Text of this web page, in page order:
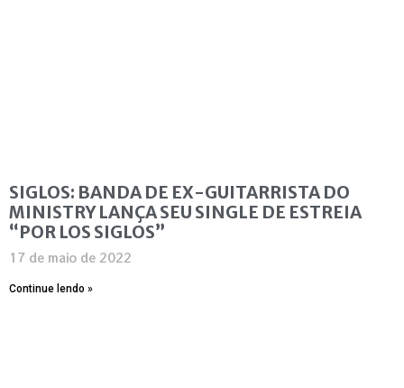
SIGLOS: BANDA DE EX-GUITARRISTA DO
MINISTRY LANÇA SEU SINGLE DE ESTREIA
“POR LOS SIGLOS”
17 de maio de 2022
Continue lendo »